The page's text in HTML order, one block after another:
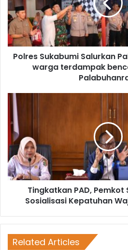
Polres Sukabumi Salurkan
warga terdampak
Tingkatkan PAD, Pemkot
Sosialisasi Kepatuhan
Related Articles